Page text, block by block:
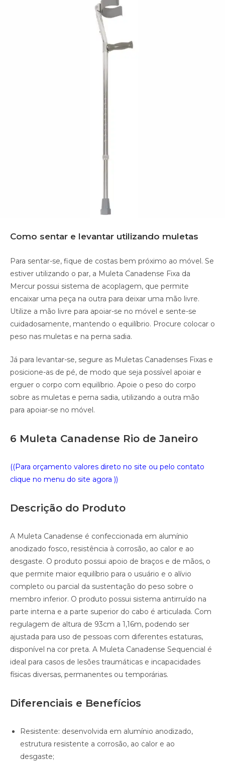
Como sentar e levantar utilizando muletas
Para sentar-se, fique de costas bem próximo ao móvel. Se
estiver utilizando o par, a Muleta Canadense Fixa da
Mercur possui sistema de acoplagem, que permite
encaixar uma peça na outra para deixar uma mão livre.
Utilize a mão livre para apoiar-se no móvel e sente-se
cuidadosamente, mantendo o equilíbrio. Procure colocar o
peso nas muletas e na perna sadia.
Já para levantar-se, segure as Muletas Canadenses Fixas e
posicione-as de pé, de modo que seja possível apoiar e
erguer o corpo com equilíbrio. Apoie o peso do corpo
sobre as muletas e perna sadia, utilizando a outra mão
para apoiar-se no móvel.
6 Muleta Canadense Rio de Janeiro
((Para orçamento valores direto no site ou pelo contato
clique no menu do site agora ))
Descrição do Produto
A Muleta Canadense é confeccionada em alumínio
anodizado fosco, resistência à corrosão, ao calor e ao
desgaste. O produto possui apoio de braços e de mãos, o
que permite maior equilíbrio para o usuário e o alívio
completo ou parcial da sustentação do peso sobre o
membro inferior. O produto possui sistema antirruído na
parte interna e a parte superior do cabo é articulada. Com
regulagem de altura de 93cm a 1,16m, podendo ser
ajustada para uso de pessoas com diferentes estaturas,
disponível na cor preta. A Muleta Canadense Sequencial é
ideal para casos de lesões traumáticas e incapacidades
físicas diversas, permanentes ou temporárias.
Diferenciais e Benefícios
Resistente: desenvolvida em alumínio anodizado,
estrutura resistente a corrosão, ao calor e ao
desgaste;